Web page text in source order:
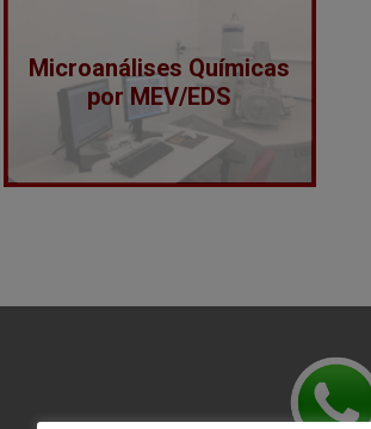
Microanálises Químicas
por MEV/EDS